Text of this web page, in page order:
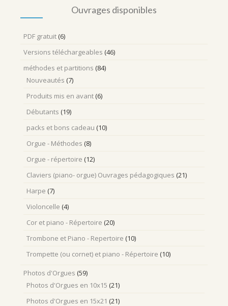
Ouvrages disponibles
PDF gratuit (6)
Versions téléchargeables (46)
méthodes et partitions (84)
Nouveautés (7)
Produits mis en avant (6)
Débutants (19)
packs et bons cadeau (10)
Orgue - Méthodes (8)
Orgue - répertoire (12)
Claviers (piano- orgue) Ouvrages pédagogiques (21)
Harpe (7)
Violoncelle (4)
Cor et piano - Répertoire (20)
Trombone et Piano - Repertoire (10)
Trompette (ou cornet) et piano - Répertoire (10)
Photos d'Orgues (59)
Photos d'Orgues en 10x15 (21)
Photos d'Orgues en 15x21 (21)